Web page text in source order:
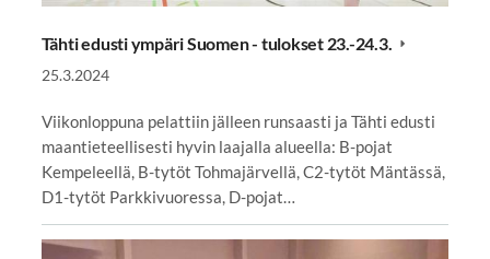
Tähti edusti ympäri Suomen - tulokset 23.-24.3.
25.3.2024
Viikonloppuna pelattiin jälleen runsaasti ja Tähti edusti
maantieteellisesti hyvin laajalla alueella: B-pojat
Kempeleellä, B-tytöt Tohmajärvellä, C2-tytöt Mäntässä,
D1-tytöt Parkkivuoressa, D-pojat…